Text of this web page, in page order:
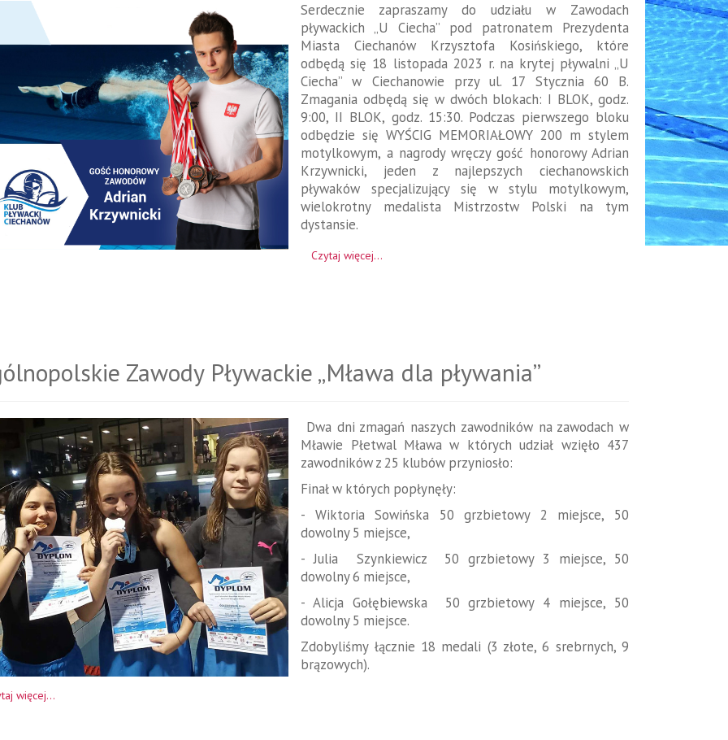
Serdecznie zapraszamy do udziału w Zawodach
pływackich „U Ciecha” pod patronatem Prezydenta
Miasta Ciechanów Krzysztofa Kosińskiego, które
odbędą się 18 listopada 2023 r. na krytej pływalni „U
Ciecha” w Ciechanowie przy ul. 17 Stycznia 60 B.
Zmagania odbędą się w dwóch blokach: I BLOK, godz.
9:00, II BLOK, godz. 15:30. Podczas pierwszego bloku
odbędzie się WYŚCIG MEMORIAŁOWY 200 m stylem
motylkowym, a nagrody wręczy gość honorowy Adrian
Krzywnicki, jeden z najlepszych ciechanowskich
pływaków specjalizujący się w stylu motylkowym,
wielokrotny medalista Mistrzostw Polski na tym
dystansie.
Czytaj więcej...
Zawody Pływackie „Mława dla pływania”
Dwa dni zmagań naszych zawodników na zawodach w
Mławie Płetwal Mława w których udział wzięło 437
zawodników z 25 klubów przyniosło:
Finał w których popłynęły:
- Wiktoria Sowińska 50 grzbietowy 2 miejsce, 50
dowolny 5 miejsce,
- Julia Szynkiewicz 50 grzbietowy 3 miejsce, 50
dowolny 6 miejsce,
- Alicja Gołębiewska 50 grzbietowy 4 miejsce, 50
dowolny 5 miejsce.
Zdobyliśmy łącznie 18 medali (3 złote, 6 srebrnych, 9
brązowych).
więcej...